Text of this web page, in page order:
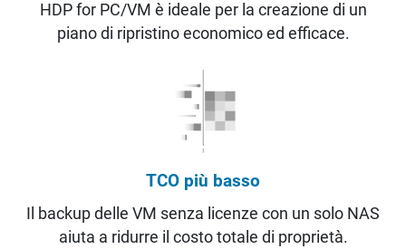
HDP for PC/VM è ideale per la creazione di un
piano di ripristino economico ed efficace.
TCO più basso
Il backup delle VM senza licenze con un solo NAS
aiuta a ridurre il costo totale di proprietà.